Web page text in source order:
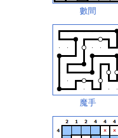
數間
魔手